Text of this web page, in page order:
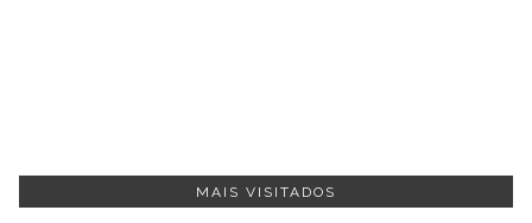
MAIS VISITADOS